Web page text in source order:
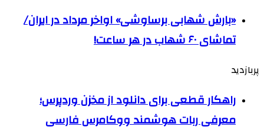
«بارش شهابی برساوشی» اواخر مرداد در ایران/
تماشای ۶۰ شهاب در هر ساعت!
پربازدید
راهکار قطعی برای دانلود از مخزن وردپرس؛
معرفی ربات هوشمند ووکامرس فارسی